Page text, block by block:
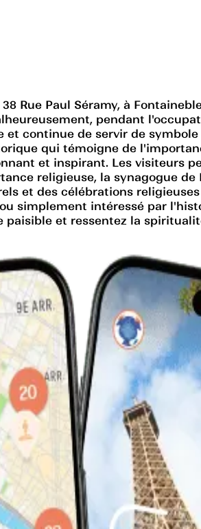
Rue Paul Séramy, à
pendant
continue de servir de
qui témoigne de
et inspirant. Les visiteurs
religieuse, la synagogue
et des célébrations
simplement intéressé par
et ressentez la